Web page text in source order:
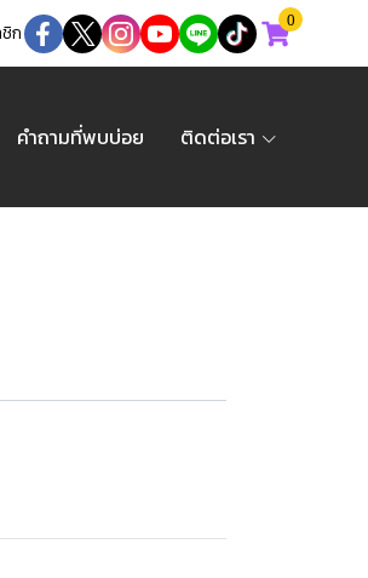
ก
0
คำถามที่พบบ่อย ติดต่อเรา